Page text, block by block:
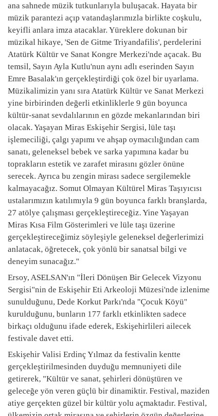
ana sahnede müzik tutkunlarıyla buluşacak. Hayata bir
müzik parantezi açıp vatandaşlarımızla birlikte coşkulu,
keyifli anlara imza atacaklar. Yüreklere dokunan bir
müzikal hikaye, 'Sen de Gitme Triyandafilis', perdelerini
Atatürk Kültür ve Sanat Kongre Merkezi'nde açacak. Bu
temsil, Sayın Ayla Kutlu'nun aynı adlı eserinden Sayın
Emre Basalak'ın gerçekleştirdiği çok özel bir uyarlama.
Müzikalimizin yanı sıra Atatürk Kültür ve Sanat Merkezi
yine birbirinden değerli etkinliklerle 9 gün boyunca
kültür-sanat sevdalılarının en gözde mekanlarından biri
olacak. Yaşayan Miras Eskişehir Sergisi, lüle taşı
işlemeciliği, çalgı yapımı ve ahşap oymacılığından cam
sanatı, geleneksel bebek ve sarka yapımına kadar bu
toprakların estetik ve zarafet mirasını gözler önüne
serecek. Ayrıca bu zengin mirası sadece sergilemekle
kalmayacağız. Somut Olmayan Kültürel Miras Taşıyıcısı
ustalarımızın katılımıyla 9 gün boyunca farklı branşlarda,
27 atölye çalışması gerçekleştireceğiz. Yine Yaşayan
Miras Kısa Film Gösterimleri ve lüle taşı üzerine
gerçekleştireceğimiz söyleşiyle geleneksel değerlerimizi
anlatacak, öğretecek, çok yönlü bir sanatsal bilgi ve
deneyim sunacağız."
Ersoy, ASELSAN'ın "İleri Dönüşen Bir Gelecek Vizyonu
Sergisi"nin de Eskişehir Eti Arkeoloji Müzesi'nde izlenime
sunulduğunu, Dede Korkut Parkı'nda "Çocuk Köyü"
kurulduğunu, bunların 177 farklı etkinlikten sadece
birkaçı olduğunu ifade ederek, Eskişehirlileri ailecek
festivale davet etti.
Eskişehir Valisi Erdinç Yılmaz da festivalin kentte
gerçekleştirilmesinden duyduğu memnuniyeti dile
getirerek, "Kültür ve sanat, şehirleri dönüştüren ve
geleceğe yön veren güçlü bir dinamiktir. Festival, maziden
atiye gerçekten güzel bir kültür yolu açmaktadır. Festival,